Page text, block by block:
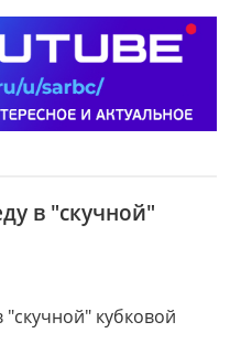
в "скучной"